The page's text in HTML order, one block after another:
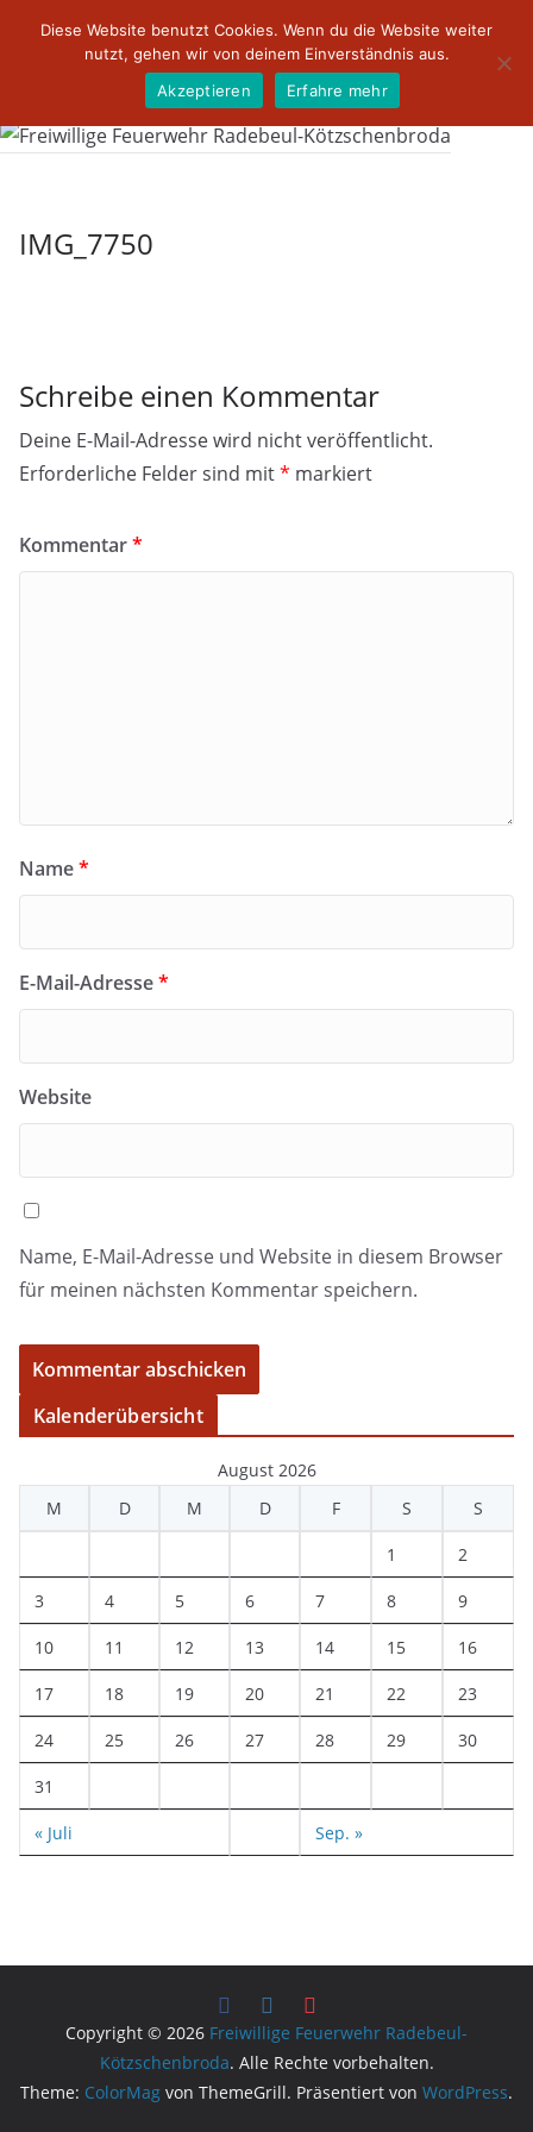
IMG_7750
Schreibe einen Kommentar
Deine E-Mail-Adresse wird nicht veröffentlicht.
Erforderliche Felder sind mit* markiert
Kommentar*
Name*
E-Mail-Adresse*
Website
Name, E-Mail-Adresse und Website in diesem Browser
für meinen nächsten Kommentar speichern.
Kalenderübersicht
August 2026
M
D M D F S S
1 2
3 4 5 6 7 8 9
10 11 12 13 14 15 16
17 18 19 20 21 22 23
24 25 26 27 28 29 30
31
« Juli Sep. »
Copyright © 2026 Freiwillige Feuerwehr Radebeul-
Kötzschenbroda. Alle Rechte vorbehalten.
Theme: ColorMag von ThemeGrill. Präsentiert von WordPress.
Diese Website benutzt Cookies. Wenn du die Website weiter
nutzt, gehen wir von deinem Einverständnis aus.
Akzeptieren
Erfahre mehr